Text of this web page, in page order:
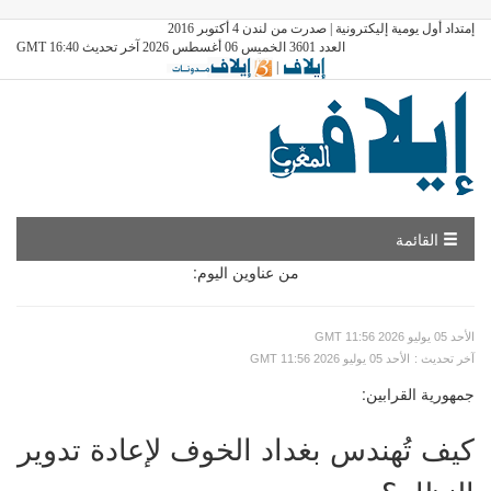
إمتداد أول يومية إليكترونية | صدرت من لندن 4 أكتوبر 2016
العدد 3601 الخميس 06 أغسطس 2026 آخر تحديث GMT 16:40
|
القائمة
من عناوين اليوم:
GMT الأحد 05 يوليو 2026 11:56
GMT الأحد 05 يوليو 2026 11:56
: آخر تحديث
جمهورية القرابين:
كيف تُهندس بغداد الخوف لإعادة تدوير